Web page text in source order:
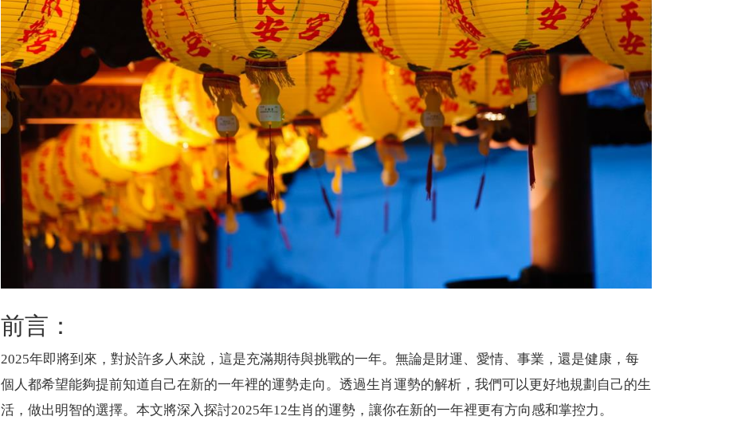
前言：
2025年即將到來，對於許多人來說，這是充滿期待與挑戰的一年。無論是財運、愛情、事業，還是健康，每
個人都希望能夠提前知道自己在新的一年裡的運勢走向。透過生肖運勢的解析，我們可以更好地規劃自己的生
活，做出明智的選擇。本文將深入探討2025年12生肖的運勢，讓你在新的一年裡更有方向感和掌控力。